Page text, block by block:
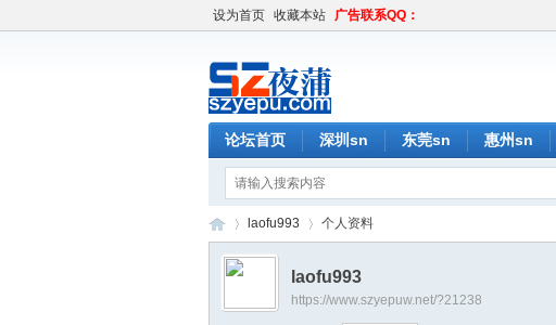
设为首页 收藏本站 广告联系QQ：
论坛首页 深圳sn 东莞sn 惠州sn
›
laofu993 个人资料
laofu993
https://www.szyepuw.net/?21238